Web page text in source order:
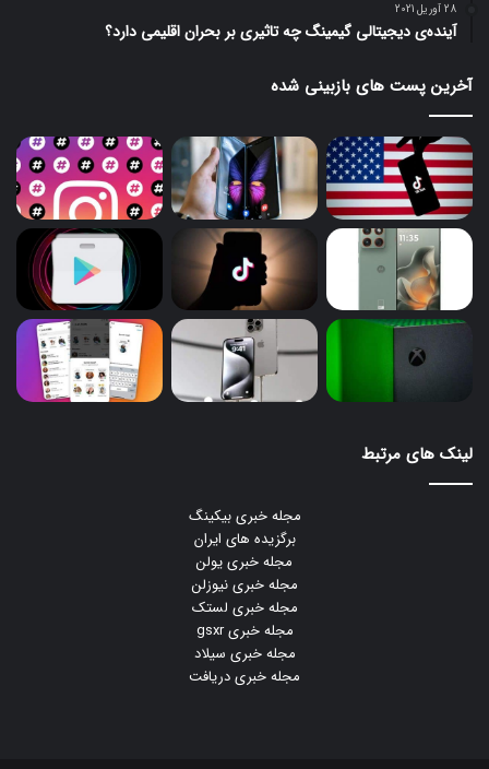
28 آوریل 2021
آینده‌ی دیجیتالی گیمینگ چه تاثیری بر بحران اقلیمی دارد؟
آخرین پست های بازبینی شده
لینک های مرتبط
مجله خبری بیکینگ
برگزیده های ایران
مجله خبری یولن
مجله خبری نیوزلن
مجله خبری لستک
مجله خبری gsxr
مجله خبری سیلاد
مجله خبری دریافت